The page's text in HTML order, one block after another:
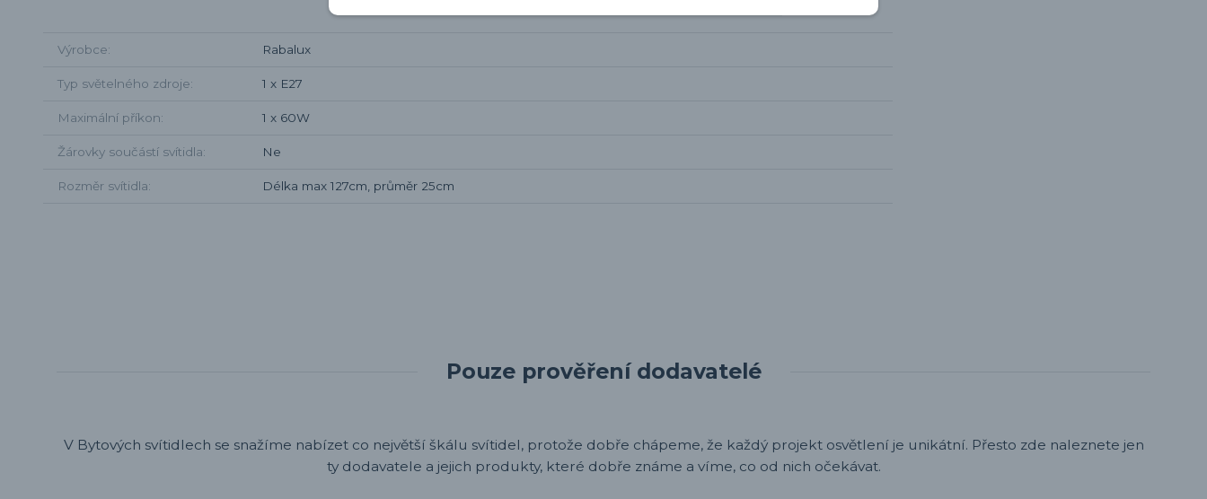
Výrobce Rabalux
Typ světelného zdroje 1 x E27
Maximální příkon 1 x 60W
Žárovky součástí svítidla Ne
Rozměr svítidla Délka max 127cm, průměr 25cm
Pouze prověření dodavatelé
V Bytových svítidlech se snažíme nabízet co největší škálu svítidel, protože dobře chápeme, že každý projekt osvětlení je unikátní. Přesto zde naleznete jen
ty dodavatele a jejich produkty, které dobře známe a víme, co od nich očekávat.